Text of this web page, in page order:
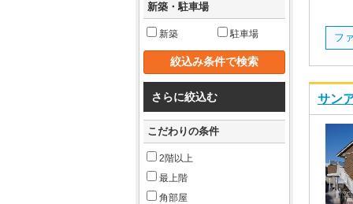
サン
新築・駐車場
新築 駐車場
さらに絞込む
こだわりの条件
2階以上
最上階
角部屋